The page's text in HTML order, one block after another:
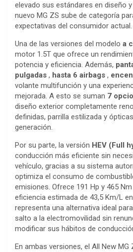
elevado sus estándares en diseño
nuevo MG ZS sube de categoría
expectativas del consumidor actual.
Una de las versiones del modelo a
motor 1.5T que ofrece un
potencia y eficiencia. Además,
pulgadas , hasta 6 airbags ,
volante multifunción y una
mejorada. A esto se suman 7
diseño exterior completamente
definidas, parrilla estilizada y
generación.
Por su parte, la versión HEV (Full
conducción más eficiente sin
vehículo, gracias a su sistema
optimiza el consumo de
emisiones. Ofrece 191 Hp y 465
eficiencia estimada de 43,5 Km/L
representa una alternativa ideal
salto a la electromovilidad sin
modificar sus hábitos de
En ambas versiones, el All New